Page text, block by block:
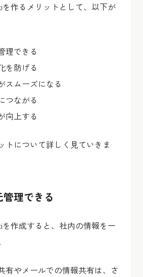
を作るメリットとして、以下が
理できる
を防げる
スムーズになる
つながる
向上する
トについて詳しく見ていきま
理できる
を作成すると、社内の情報を一
有やメールでの情報共有は、さ